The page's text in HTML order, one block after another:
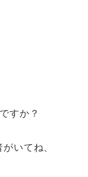
すか？
いてね、